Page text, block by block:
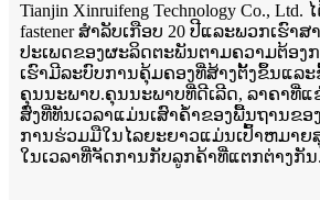
Tianjin Xinruifeng Technology Co.,
fastener ສໍາລັບເກືອບ 20 ປີແລະພວກເຮົາ
ປະເພດຂອງຜະລິດຕະພັນຕາມຄວາມຕ້ອງ
ເຮົາມີລະບົບການຄຸ້ມຄອງທີ່ສ້າງຕັ້ງຂຶ້ນແລ
ຄຸນນະພາບ.ຄຸນນະພາບທີ່ດີເລີດ, ລາຄາທີ່
ສົ່ງທີ່ທັນເວລາແມ່ນເສົາຄ້ໍາຂອງພື້ນຖານຂອ
ການຮ່ວມມືໃນໄລຍະຍາວແມ່ນເປົ້າຫມາຍ
ໃນເວລາທີ່ຈັດການກັບລູກຄ້າທີ່ແຕກຕ່າງກັນ.